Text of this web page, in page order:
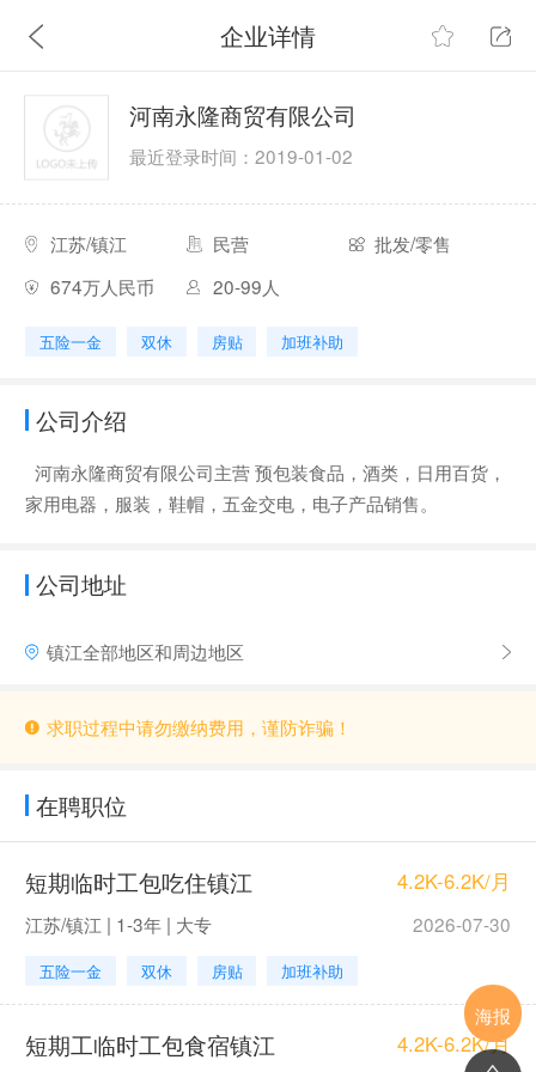
企业详情
河南永隆商贸有限公司
最近登录时间：2019-01-02
江苏/镇江 民营
批发/零售
674万人民币
20-99人
五险一金 双休 房贴 加班补助
公司介绍
河南永隆商贸有限公司主营 预包装食品，酒类，日用百货，
家用电器，服装，鞋帽，五金交电，电子产品销售。
公司地址
镇江全部地区和周边地区
求职过程中请勿缴纳费用，谨防诈骗！
在聘职位
短期临时工包吃住镇江 4.2K-6.2K/月
江苏/镇江 | 1-3年 | 大专 2026-07-30
五险一金 双休 房贴 加班补助
短期工临时工包食宿镇江 4.2K-6.2K/月
海报